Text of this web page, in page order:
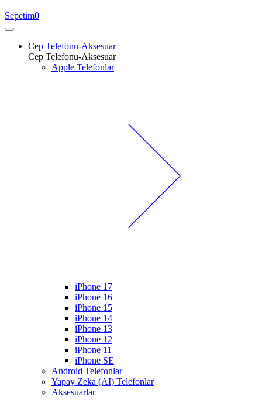
Sepetim0
Cep Telefonu-Aksesuar
Cep Telefonu-Aksesuar
Apple Telefonlar
iPhone 17
iPhone 16
iPhone 15
iPhone 14
iPhone 13
iPhone 12
iPhone 11
iPhone SE
Android Telefonlar
Yapay Zeka (AI) Telefonlar
Aksesuarlar